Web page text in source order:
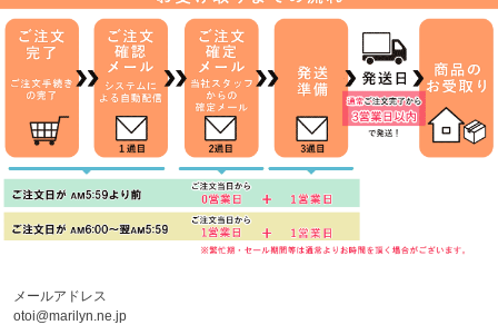
メールアドレス
otoi@marilyn.ne.jp